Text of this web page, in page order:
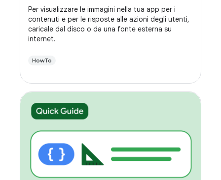
Per visualizzare le immagini nella tua app per i
contenuti e per le risposte alle azioni degli utenti,
caricale dal disco o da una fonte esterna su
internet.
HowTo